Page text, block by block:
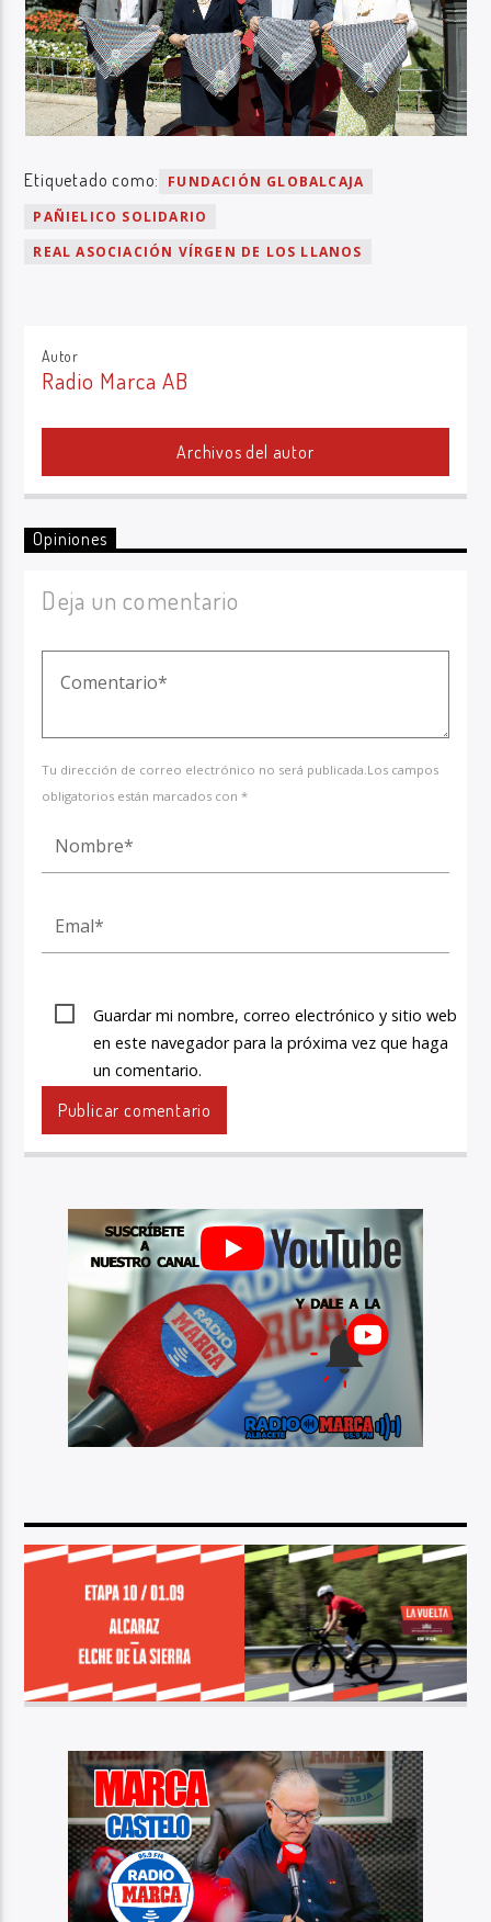
Etiquetado como:
FUNDACIÓN GLOBALCAJA
PAÑIELICO SOLIDARIO
REAL ASOCIACIÓN VÍRGEN DE LOS LLANOS
Autor
Radio Marca AB
Archivos del autor
Opiniones
Deja un comentario
Tu dirección de correo electrónico no será publicada.Los campos
obligatorios están marcados con *
Guardar mi nombre, correo electrónico y sitio web
en este navegador para la próxima vez que haga
un comentario.